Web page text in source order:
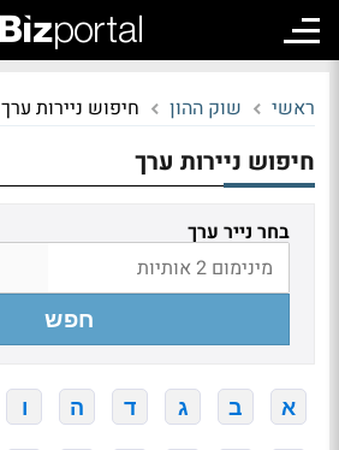
ראשי שוק ההון חיפוש ניירות ערך
חיפוש ניירות ערך
בחר נייר ערך
חפש
א ב ג ד ה ו